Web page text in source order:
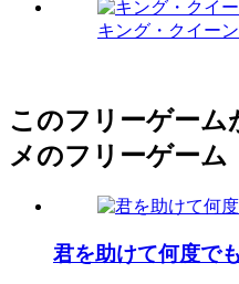
キング・クイー
このフリーゲーム
メのフリーゲーム
君を助けて何度でも